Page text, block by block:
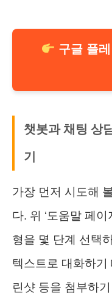
구글 플
챗봇과 채팅 상
기
가장 먼저 시도해
다. 위 ‘도움말 페
형을 몇 단계 선택
텍스트로 대화하기
린샷 등을 첨부하